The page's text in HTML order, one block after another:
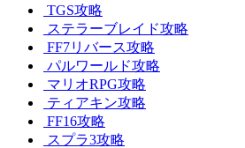
TGS攻略
ステラーブレイド攻略
FF7リバース攻略
パルワールド攻略
マリオRPG攻略
ティアキン攻略
FF16攻略
スプラ3攻略